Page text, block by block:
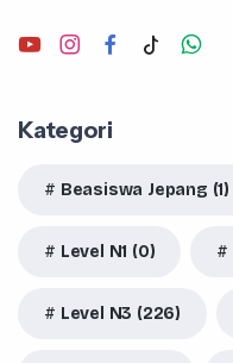
Kategori
Beasiswa Jepang (1)
Level N1 (0)
Level N3 (226)